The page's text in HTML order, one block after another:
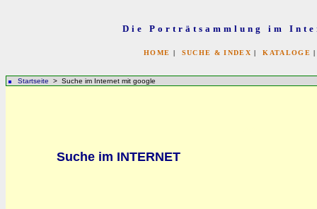
Die Porträtsammlung im
HOME | SUCHE & INDEX |KATALOGE
Startseite > Suche im Internet mit google
Suche im INTERNET